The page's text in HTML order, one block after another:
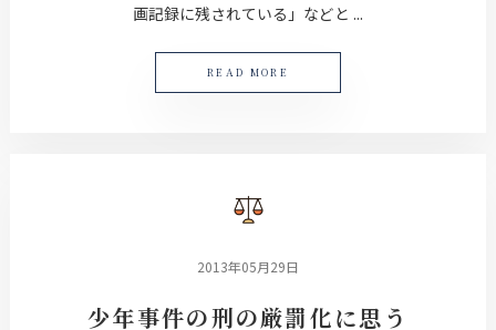
画記録に残されている」などと ...
READ MORE
2013年05月29日
少年事件の刑の厳罰化に思う